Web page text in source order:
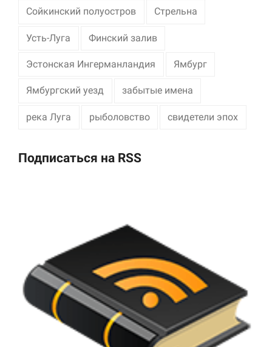
Сойкинский полуостров Стрельна
Усть-Луга Финский залив
Эстонская Ингерманландия Ямбург
Ямбургский уезд забытые имена
река Луга рыболовство свидетели эпох
Подписаться на RSS